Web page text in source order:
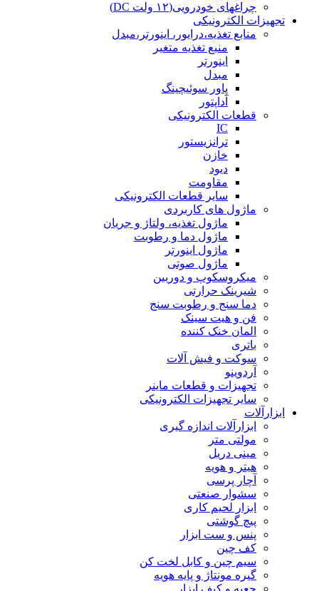
چراغهای خودرویی(۱۲ ولت DC)
تجهیزات الکترونیکی
منابع تغذیه،درایور، اینورتر،مبدل
منبع تغذیه متغیر
اینورتر
مبدل
پاور سوئیچینگ
آداپتور
قطعات الکترونیکی
IC
ترانزیستور
خازن
دیود
مقاومت
سایر قطعات الکترونیکی
ماژول های کاربردی
ماژول تغذیه، ولتاژ و جریان
ماژول دما و رطوبت
ماژول اینورتر
ماژول صوتی
میکروسکوپ و دوربین
شیرینک حرارتی
دما سنج و رطوبت سنج
فن و هیت سینک
المان خنک کننده
باتری
سوکت و فیش آلات
آردوینو
تجهیزات و قطعات ماینر
سایر تجهیزات الکترونیکی
ابزارآلات
ابزارآلات اندازه گیری
مولتی متر
مینی دریل
هیتر و هویه
آچار پرسی
سشوار صنعتی
ابزار لحیم کاری
پیچ گوشتی
پنس و ست ابزار
کف چین
سیم چین و کابل لخت کن
گیره مونتاژ و پایه هویه
جعبه و کیف ابزار